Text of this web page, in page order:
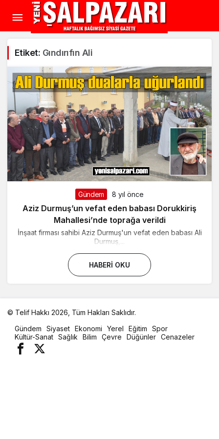
Etiket: Gındırıfın Ali
Gündem 8 yıl önce
Aziz Durmuş’un vefat eden babası Dorukkiriş
Mahallesi’nde toprağa verildi
İnşaat firması sahibi Aziz Durmuş'un vefat eden babası Ali
Durmuş,...
HABERI OKU
© Telif Hakkı 2026, Tüm Hakları Saklıdır.
oto
kiralama
parça
eşya
Gündem Siyaset Ekonomi Yerel Eğitim
Spor
Kültür-Sanat Sağlık Bilim Çevre Düğünler Cenazeler